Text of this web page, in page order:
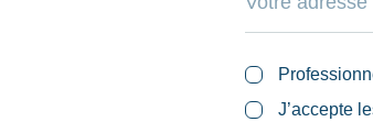
J’accepte